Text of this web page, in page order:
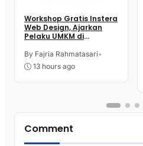
Workshop Gratis Instera
Web Design, Ajarkan
Pelaku UMKM di
Teknologi Digital buat
Jualan
By Fajria Rahmatasari•
13 hours ago
Comment